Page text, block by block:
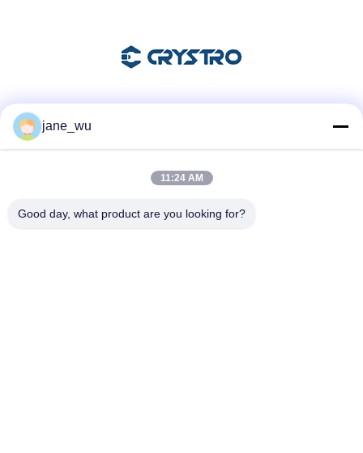
jane_wu
11:24 AM
Good day, what product are you looking for?